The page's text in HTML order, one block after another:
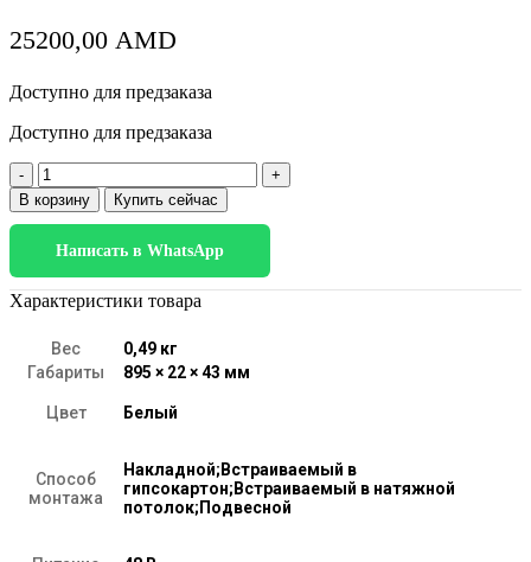
25200,00 AMD
Доступно для предзаказа
Доступно для предзаказа
Количество
товара
Slim
L02
Трековый
светильник
4200K
(белый)
85034/01
В корзину Купить сейчас
Написать в WhatsApp
Характеристики товара
Вес
0,49 кг
Габариты
895 × 22 × 43 мм
Цвет Белый
Способ
монтажа
Накладной;Встраиваемый в
гипсокартон;Встраиваемый в натяжной
потолок;Подвесной